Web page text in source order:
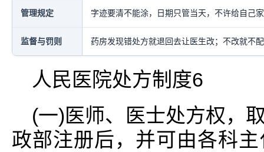
管理规定 字迹要清不能涂，日期只管当天，不许给自己
监督与罚则 药房发现错处方就退回去让医生改；不改就不
人民医院处方制度6
(一)医师、医士处方权，
政部注册后，并可由各科